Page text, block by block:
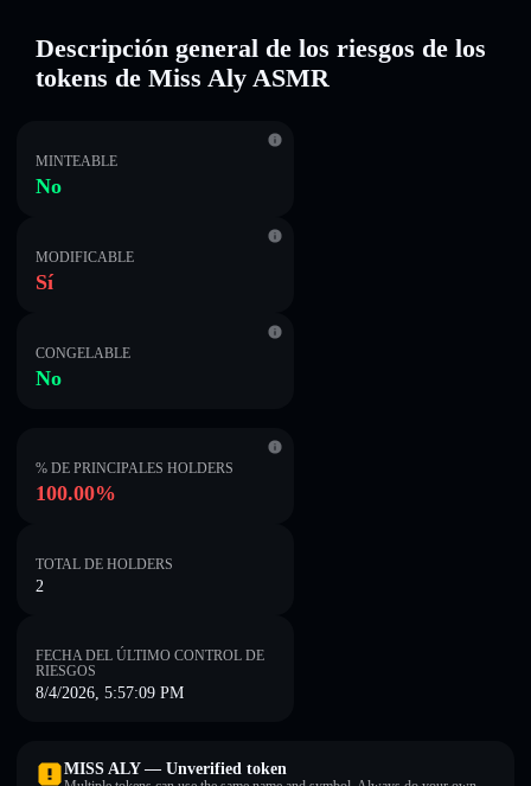
Descripción general de los riesgos de los
tokens de Miss Aly ASMR
MINTEABLE
No
MODIFICABLE
Sí
CONGELABLE
No
% DE PRINCIPALES HOLDERS
100.00%
TOTAL DE HOLDERS
2
FECHA DEL ÚLTIMO CONTROL DE
RIESGOS
8/4/2026, 5:57:09 PM
MISS ALY — Unverified token